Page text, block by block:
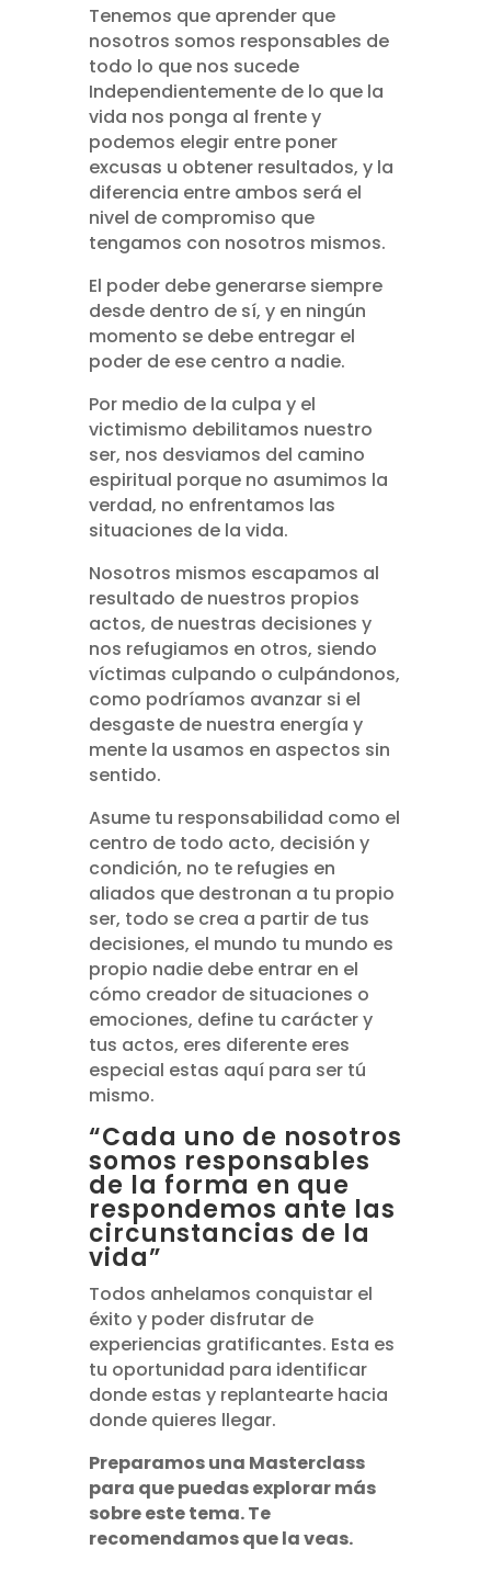
Tenemos que aprender que
nosotros somos responsables de
todo lo que nos sucede
Independientemente de lo que la
vida nos ponga al frente y
podemos elegir entre poner
excusas u obtener resultados, y la
diferencia entre ambos será el
nivel de compromiso que
tengamos con nosotros mismos.
El poder debe generarse siempre
desde dentro de sí, y en ningún
momento se debe entregar el
poder de ese centro a nadie.
Por medio de la culpa y el
victimismo debilitamos nuestro
ser, nos desviamos del camino
espiritual porque no asumimos la
verdad, no enfrentamos las
situaciones de la vida.
Nosotros mismos escapamos al
resultado de nuestros propios
actos, de nuestras decisiones y
nos refugiamos en otros, siendo
víctimas culpando o culpándonos,
como podríamos avanzar si el
desgaste de nuestra energía y
mente la usamos en aspectos sin
sentido.
Asume tu responsabilidad como el
centro de todo acto, decisión y
condición, no te refugies en
aliados que destronan a tu propio
ser, todo se crea a partir de tus
decisiones, el mundo tu mundo es
propio nadie debe entrar en el
cómo creador de situaciones o
emociones, define tu carácter y
tus actos, eres diferente eres
especial estas aquí para ser tú
mismo.
“Cada uno de nosotros
somos responsables
de la forma en que
respondemos ante las
circunstancias de la
vida”
Todos anhelamos conquistar el
éxito y poder disfrutar de
experiencias gratificantes. Esta es
tu oportunidad para identificar
donde estas y replantearte hacia
donde quieres llegar.
Preparamos una Masterclass
para que puedas explorar más
sobre este tema. Te
recomendamos que la veas.